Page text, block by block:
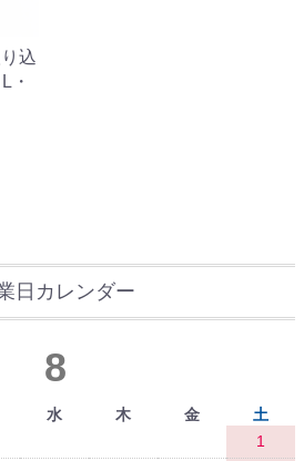
込
・
日カレンダー
8
水 木 金
土
1